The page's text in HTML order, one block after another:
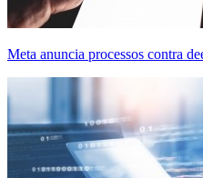
Meta anuncia processos contra